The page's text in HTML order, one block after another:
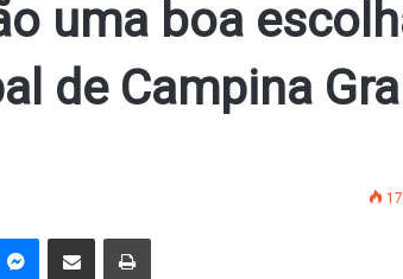
uma boa
de Campina
Messenger
Compartilhar via e-mail Imprimir